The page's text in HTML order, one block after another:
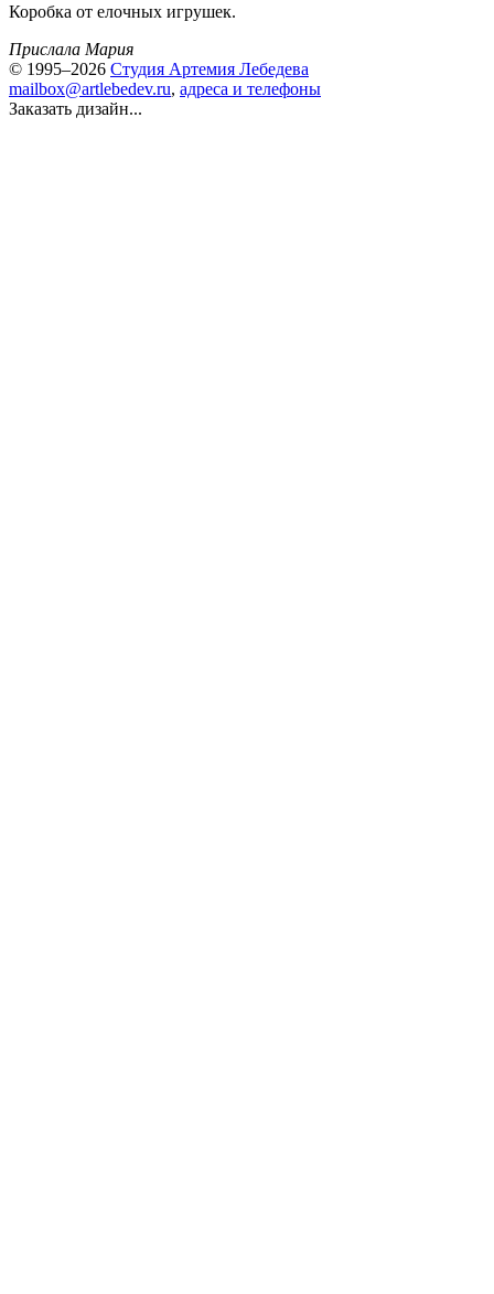
Коробка от елочных игрушек.
Прислала Мария
© 1995–2026 Студия Артемия Лебедева
mailbox@artlebedev.ru, адреса и телефоны
Заказать дизайн...